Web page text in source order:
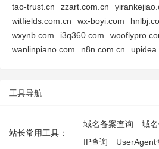
tao-trust.cn
zzart.com.cn
witfields.com.cn
wx-boyi.com
wxynb.com
i3q360.com
wanlinpiano.com
n8n.com.cn
工具导航
站长常用工具：
域名备案查询 域
IP查询
UserAgent